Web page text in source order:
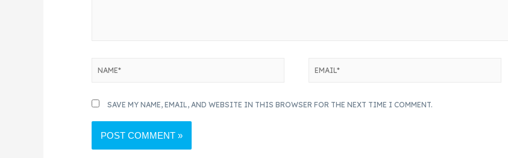
SAVE MY NAME, EMAIL, AND WEBSITE IN THIS BROWSER FOR THE NEXT TIME I COMMENT.